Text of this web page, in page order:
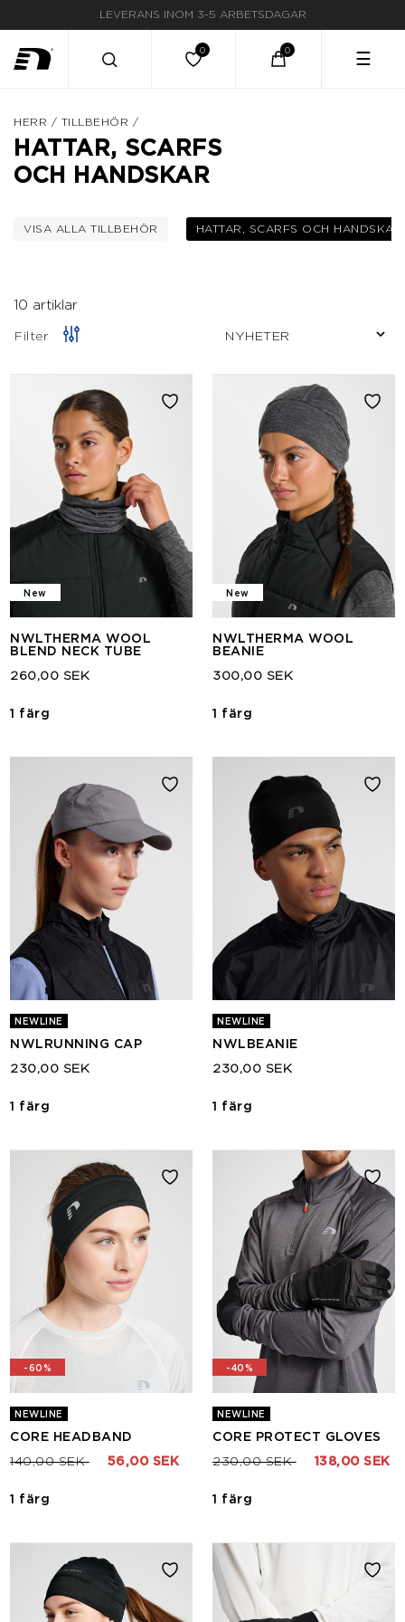
LEVERANS INOM 3-5 ARBETSDAGAR
☰
HERR / TILLBEHÖR /
HATTAR, SCARFS
OCH HANDSKAR
VISA ALLA TILLBEHÖR
FILTRERA EFTER KATEGORI: TILLBEHÖR
HATTAR, SCARFS OCH HANDSKAR
VALD FÖR
10 artiklar
Filter
New
NWLTHERMA WOOL
BLEND NECK TUBE
260,00 SEK
1 färg
New
NWLTHERMA WOOL
BEANIE
300,00 SEK
1 färg
NEWLINE
NWLRUNNING CAP
230,00 SEK
1 färg
NEWLINE
NWLBEANIE
230,00 SEK
1 färg
-60%
NEWLINE
CORE HEADBAND
Pris nedsatt från
140,00 SEKtill 56,00 SEK
1 färg
-40%
NEWLINE
CORE PROTECT GLOVES
Pris nedsatt från
230,00 SEKtill 138,00 SEK
1 färg